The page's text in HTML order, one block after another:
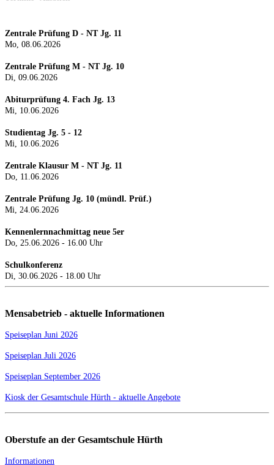
Zentrale Prüfung D - NT Jg. 11
Mo, 08.06.2026
Zentrale Prüfung M - NT Jg. 10
Di, 09.06.2026
Abiturprüfung 4. Fach Jg. 13
Mi, 10.06.2026
Studientag Jg. 5 - 12
Mi, 10.06.2026
Zentrale Klausur M - NT Jg. 11
Do, 11.06.2026
Zentrale Prüfung Jg. 10 (mündl. Prüf.)
Mi, 24.06.2026
Kennenlernnachmittag neue 5er
Do, 25.06.2026 - 16.00 Uhr
Schulkonferenz
Di, 30.06.2026 - 18.00 Uhr
Mensabetrieb - aktuelle Informationen
Speiseplan Juni 2026
Speiseplan Juli 2026
Speiseplan September 2026
Kiosk der Gesamtschule Hürth - aktuelle Angebote
Oberstufe an der Gesamtschule Hürth
Informationen